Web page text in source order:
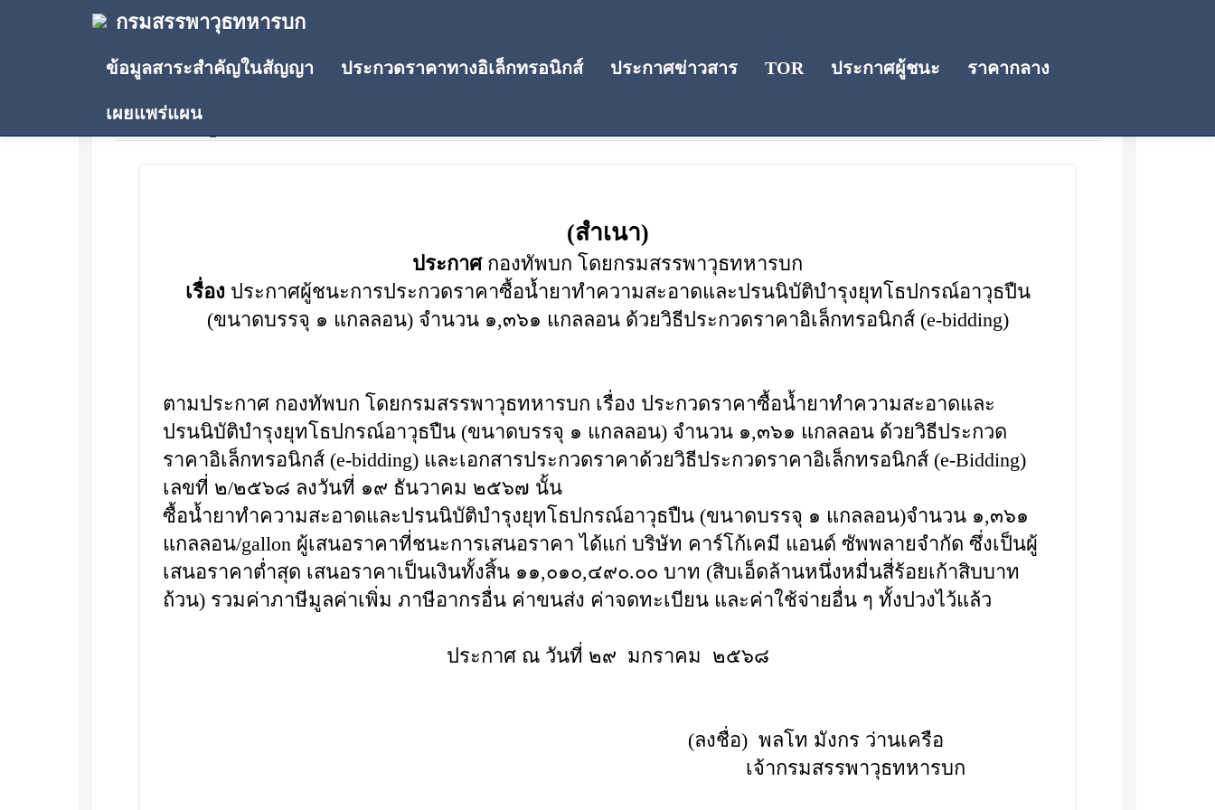
กรมสรรพาวุธทหารบก
ข้อมูลสาระสำคัญในสัญญา ประกวดราคาทางอิเล็กทรอนิกส์ ประกาศข่าวสาร TOR ประกาศผู้ชนะ ราคากลาง
เผยแพร่แผน
ประกาศผู้ชนะการเสนอราคา
(สำเนา)
ประกาศกองทัพบก โดยกรมสรรพาวุธทหารบก
เรื่อง ประกาศผู้ชนะการประกวดราคาซื้อน้ำยาทำความสะอาดและปรนนิบัติบำรุงยุทโธปกรณ์อาวุธปืน
(ขนาดบรรจุ ๑ แกลลอน) จำนวน ๑,๓๖๑ แกลลอน ด้วยวิธีประกวดราคาอิเล็กทรอนิกส์ (e-bidding)
ตามประกาศ กองทัพบก โดยกรมสรรพาวุธทหารบก เรื่อง ประกวดราคาซื้อน้ำยาทำความสะอาดและ
ปรนนิบัติบำรุงยุทโธปกรณ์อาวุธปืน (ขนาดบรรจุ ๑ แกลลอน) จำนวน ๑,๓๖๑ แกลลอน ด้วยวิธีประกวด
ราคาอิเล็กทรอนิกส์ (e-bidding) และเอกสารประกวดราคาด้วยวิธีประกวดราคาอิเล็กทรอนิกส์ (e-Bidding)
เลขที่ ๒/๒๕๖๘ ลงวันที่ ๑๙ ธันวาคม ๒๕๖๗ นั้น
ซื้อน้ำยาทำความสะอาดและปรนนิบัติบำรุงยุทโธปกรณ์อาวุธปืน (ขนาดบรรจุ ๑ แกลลอน)จำนวน ๑,๓๖๑
แกลลอน/gallon ผู้เสนอราคาที่ชนะการเสนอราคา ได้แก่ บริษัท คาร์โก้เคมี แอนด์ ซัพพลายจำกัด ซึ่งเป็นผู้
เสนอราคาต่ำสุด เสนอราคาเป็นเงินทั้งสิ้น ๑๑,๐๑๐,๔๙๐.๐๐ บาท (สิบเอ็ดล้านหนึ่งหมื่นสี่ร้อยเก้าสิบบาท
ถ้วน) รวมค่าภาษีมูลค่าเพิ่ม ภาษีอากรอื่น ค่าขนส่ง ค่าจดทะเบียน และค่าใช้จ่ายอื่น ๆ ทั้งปวงไว้แล้ว
ประกาศ ณ วันที่ ๒๙ มกราคม ๒๕๖๘
(ลงชื่อ) พลโท มังกร ว่านเครือ
เจ้ากรมสรรพาวุธทหารบก